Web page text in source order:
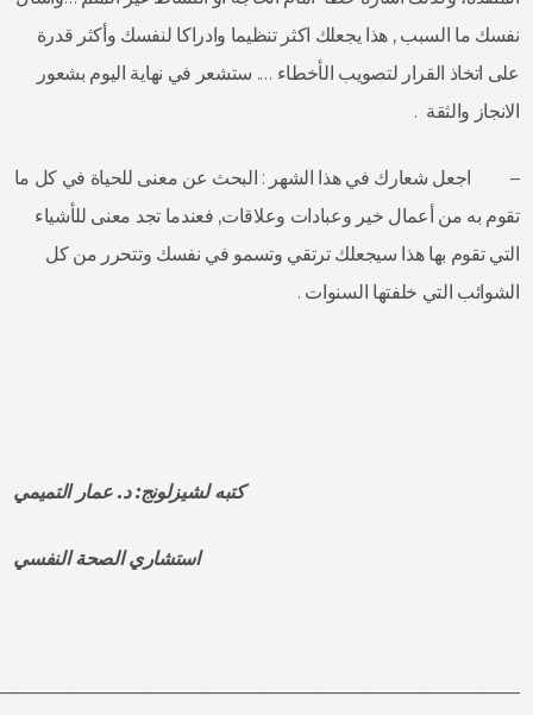
نفسك ما السبب , هذا يجعلك اكثر تنظيما وادراكا لنفسك وأكثر قدرة
على اتخاذ القرار لتصويب الأخطاء …. ستشعر في نهاية اليوم بشعور
الانجاز والثقة .
– اجعل شعارك في هذا الشهر : البحث عن معنى للحياة في كل ما
تقوم به من أعمال خير وعبادات وعلاقات, فعندما تجد معنى للأشياء
التي تقوم بها هذا سيجعلك ترتقي وتسمو في نفسك وتتحرر من كل
الشوائب التي خلفتها السنوات .
كتبه لشيزلونج: د. عمار التميمي
استشاري الصحة النفسي